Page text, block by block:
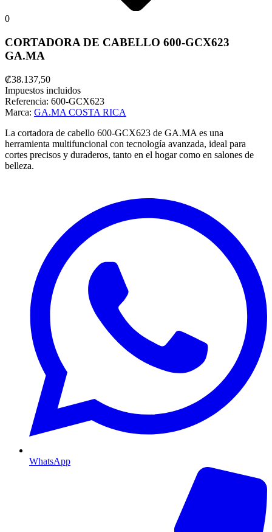
0
CORTADORA DE CABELLO 600-GCX623
GA.MA
₡38.137,50
Impuestos incluidos
Referencia: 600-GCX623
Marca: GA.MA COSTA RICA
La cortadora de cabello 600-GCX623 de GA.MA es una
herramienta multifuncional con tecnología avanzada, ideal para
cortes precisos y duraderos, tanto en el hogar como en salones de
belleza.
WhatsApp